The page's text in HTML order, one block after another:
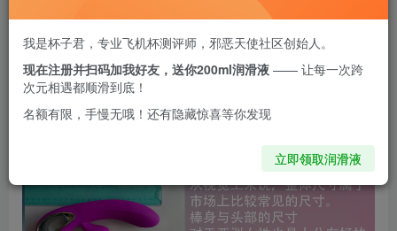
我是杯子君，专业飞机杯测评师，邪恶天使社区创始人。
现在注册并扫码加我好友，送你200ml润滑液 —— 让每一次跨
次元相遇都顺滑到底！
名额有限，手慢无哦！还有隐藏惊喜等你发现
立即领取润滑液